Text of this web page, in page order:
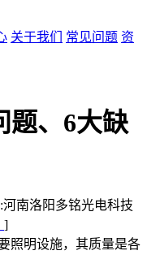
关于我们 常见问题 资
题、6大缺
河南洛阳多铭光电科技
]
明设施，其质量是各